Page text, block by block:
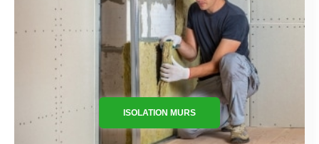
ISOLATION MURS